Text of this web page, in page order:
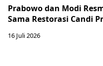
Prabowo dan Modi
Sama Restorasi Candi
16 Juli 2026